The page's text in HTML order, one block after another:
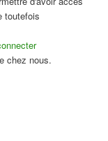
toutefois
chez nous.